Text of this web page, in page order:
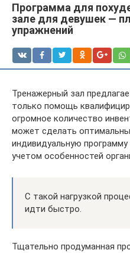
Программа для
зале для девушек —
упражнений
Тренажерный зал
только помощь
огромное количество
может сделать
индивидуальную
учетом особенностей
С такой нагрузкой
идти быстро.
Тщательно продуманная